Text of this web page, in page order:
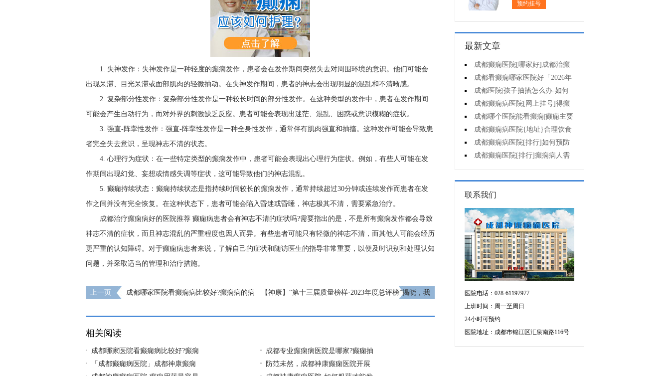
1. 失神发作：失神发作是一种轻度的癫痫发作，患者会在发作期间突然失去对周围环境的意识。他们可能会
出现呆滞、目光呆滞或面部肌肉的轻微抽动。在失神发作期间，患者的神志会出现明显的混乱和不清晰感。
2. 复杂部分性发作：复杂部分性发作是一种较长时间的部分性发作。在这种类型的发作中，患者在发作期间
可能会产生自动行为，而对外界的刺激缺乏反应。患者可能会表现出迷茫、混乱、困惑或意识模糊的症状。
3. 强直-阵挛性发作：强直-阵挛性发作是一种全身性发作，通常伴有肌肉强直和抽搐。这种发作可能会导致患
者完全失去意识，呈现神志不清的状态。
4. 心理行为症状：在一些特定类型的癫痫发作中，患者可能会表现出心理行为症状。例如，有些人可能在发
作期间出现幻觉、妄想或情感失调等症状，这可能导致他们的神志混乱。
5. 癫痫持续状态：癫痫持续状态是指持续时间较长的癫痫发作，通常持续超过30分钟或连续发作而患者在发
作之间并没有完全恢复。在这种状态下，患者可能会陷入昏迷或昏睡，神志极其不清，需要紧急治疗。
成都治疗癫痫病好的医院推荐 癫痫病患者会有神志不清的症状吗?需要指出的是，不是所有癫痫发作都会导致
神志不清的症状，而且神志混乱的严重程度也因人而异。有些患者可能只有轻微的神志不清，而其他人可能会经历
更严重的认知障碍。对于癫痫病患者来说，了解自己的症状和随访医生的指导非常重要，以便及时识别和处理认知
问题，并采取适当的管理和治疗措施。
上一页
成都哪家医院看癫痫病比较好?癫痫病的病
【神康】“第十三届质量榜样·2023年度总评榜”揭晓，我
相关阅读
成都哪家医院看癫痫病比较好?癫痫
成都专业癫痫病医院是哪家?癫痫抽
「成都癫痫病医院」成都神康癫痫
防范未然，成都神康癫痫医院开展
预约挂号
最新文章
成都癫痫医院[哪家好]成都治癫
痫的医院有哪些?
成都看癫痫哪家医院好「2026年
度公布」孩子肚子疼当心是癫痫作
祟!
成都医院|孩子抽搐怎么办-如何
选择治疗小儿癫痫的方式?
成都癫痫病医院[网上挂号]得癫
痫的孩子能正常上学吗?
成都哪个医院能看癫痫|癫痫主要
护理有哪些?
成都癫痫病医院{地址}合理饮食
能预防癫痫发作吗?
成都癫痫病医院[排行]如何预防
儿童癫痫?
成都癫痫医院[排行]癫痫病人需
要注意些什么
联系我们
医院电话：028-61197977
上班时间：周一至周日
24小时可预约
医院地址：成都市锦江区汇泉南路116号